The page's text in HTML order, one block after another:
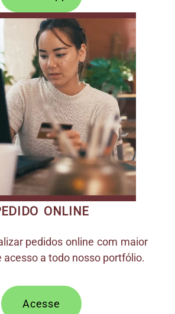
ONLINE
pedidos online com maior
acesso a todo nosso portfólio.
Acesse